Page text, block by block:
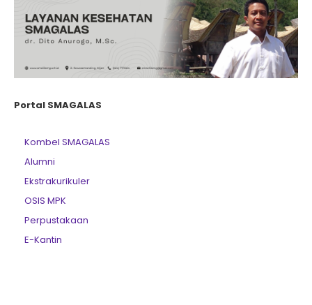
Portal SMAGALAS
Kombel SMAGALAS
Alumni
Ekstrakurikuler
OSIS MPK
Perpustakaan
E-Kantin